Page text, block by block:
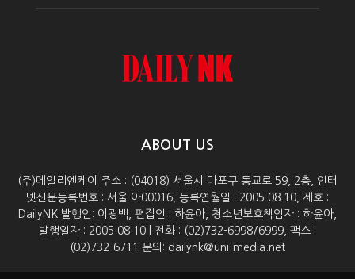
ABOUT US
(주)데일리엔케이 주소 : (04018) 서울시 마포구 동교로 59, 2층, 인터
넷신문등록번호 : 서울 아00016, 등록연월일 : 2005.08.10, 제호 :
DailyNK 발행인: 이광백, 편집인 : 하윤아, 청소년보호책임자 : 하윤아,
발행일자 : 2005.08.10 | 전화 : (02)732-6998/6999, 팩스 :
(02)732-6711 문의: dailynk@uni-media.net